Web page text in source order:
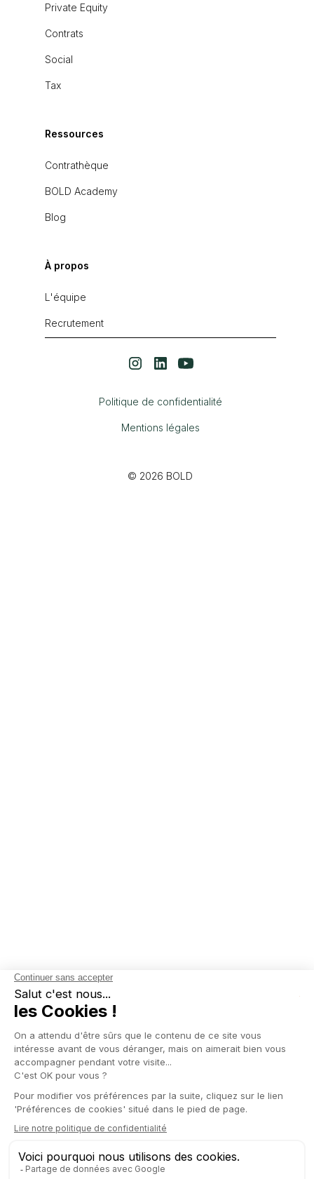
Private Equity
Contrats
Social
Tax
Ressources
Contrathèque
BOLD Academy
Blog
À propos
L'équipe
Recrutement
© 2026 BOLD
Politique de confidentialité
Mentions légales